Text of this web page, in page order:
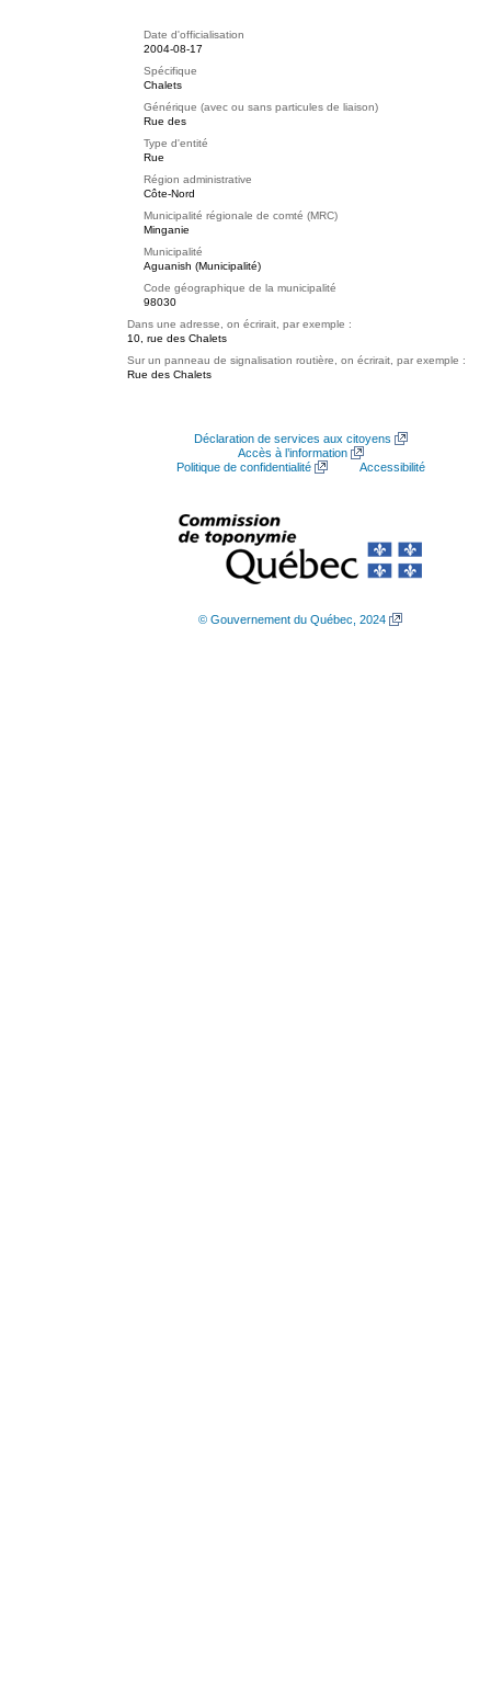
Date d'officialisation
2004-08-17
Spécifique
Chalets
Générique (avec ou sans particules de liaison)
Rue des
Type d'entité
Rue
Région administrative
Côte-Nord
Municipalité régionale de comté (MRC)
Minganie
Municipalité
Aguanish (Municipalité)
Code géographique de la municipalité
98030
Dans une adresse, on écrirait, par exemple :
10, rue des Chalets
Sur un panneau de signalisation routière, on écrirait, par exemple :
Rue des Chalets
Déclaration de services aux citoyens
Accès à l’information
Politique de confidentialité
Accessibilité
© Gouvernement du Québec, 2024